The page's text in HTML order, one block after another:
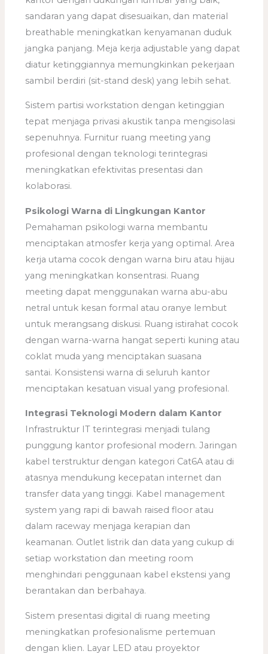
sandaran yang dapat disesuaikan, dan material
breathable meningkatkan kenyamanan duduk
jangka panjang. Meja kerja adjustable yang dapat
diatur ketinggiannya memungkinkan pekerjaan
sambil berdiri (sit-stand desk) yang lebih sehat.
Sistem partisi workstation dengan ketinggian
tepat menjaga privasi akustik tanpa mengisolasi
sepenuhnya. Furnitur ruang meeting yang
profesional dengan teknologi terintegrasi
meningkatkan efektivitas presentasi dan
kolaborasi.
Psikologi Warna di Lingkungan Kantor
Pemahaman psikologi warna membantu
menciptakan atmosfer kerja yang optimal. Area
kerja utama cocok dengan warna biru atau hijau
yang meningkatkan konsentrasi. Ruang
meeting dapat menggunakan warna abu-abu
netral untuk kesan formal atau oranye lembut
untuk merangsang diskusi. Ruang istirahat cocok
dengan warna-warna hangat seperti kuning atau
coklat muda yang menciptakan suasana
santai. Konsistensi warna di seluruh kantor
menciptakan kesatuan visual yang profesional.
Integrasi Teknologi Modern dalam Kantor
Infrastruktur IT terintegrasi menjadi tulang
punggung kantor profesional modern. Jaringan
kabel terstruktur dengan kategori Cat6A atau di
atasnya mendukung kecepatan internet dan
transfer data yang tinggi. Kabel management
system yang rapi di bawah raised floor atau
dalam raceway menjaga kerapian dan
keamanan. Outlet listrik dan data yang cukup di
setiap workstation dan meeting room
menghindari penggunaan kabel ekstensi yang
berantakan dan berbahaya.
Sistem presentasi digital di ruang meeting
meningkatkan profesionalisme pertemuan
dengan klien. Layar LED atau proyektor